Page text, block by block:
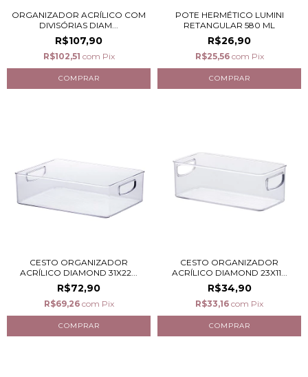
ORGANIZADOR ACRÍLICO COM
DIVISÓRIAS DIAM...
R$107,90
R$102,51 com Pix
POTE HERMÉTICO LUMINI
RETANGULAR 580 ML
R$26,90
R$25,56 com Pix
CESTO ORGANIZADOR
ACRÍLICO DIAMOND 31X22...
R$72,90
R$69,26 com Pix
CESTO ORGANIZADOR
ACRÍLICO DIAMOND 23X11...
R$34,90
R$33,16 com Pix